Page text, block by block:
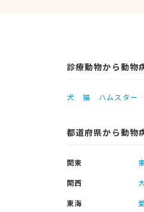
診療動物から動物
犬 猫 ハムスター
都道府県から動物
関東
関西
東海